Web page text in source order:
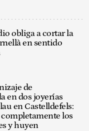
obliga a cortar la
en sentido
de
en dos joyerías
en Castelldefels:
los
y huyen